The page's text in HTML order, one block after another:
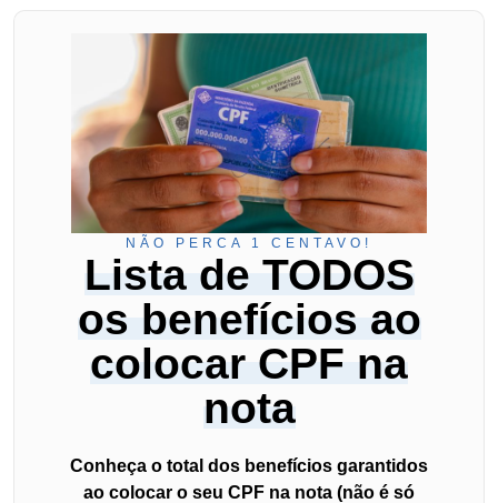
NÃO PERCA 1 CENTAVO!
Lista de TODOS
os benefícios ao
colocar CPF na
nota
Conheça o total dos benefícios garantidos
ao colocar o seu CPF na nota (não é só